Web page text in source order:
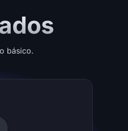
básico.